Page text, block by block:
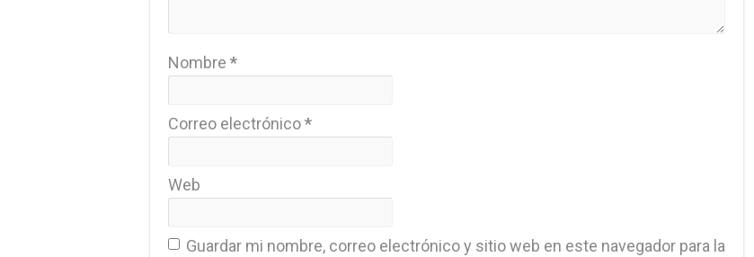
Nombre *
Correo electrónico*
Web
Guardar mi nombre, correo electrónico y sitio web en este navegador para la